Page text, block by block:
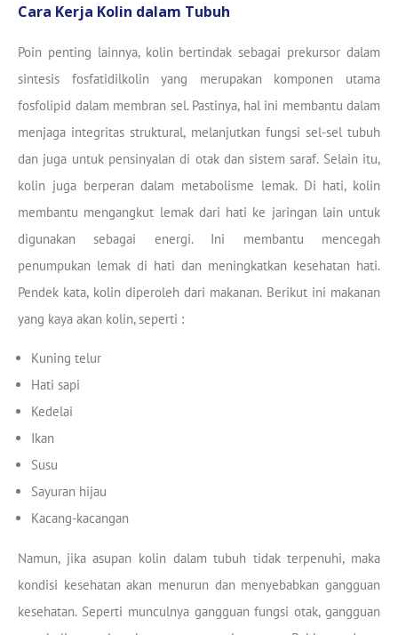
Cara Kerja Kolin dalam Tubuh
Poin penting lainnya, kolin bertindak sebagai prekursor dalam
sintesis fosfatidilkolin yang merupakan komponen utama
fosfolipid dalam membran sel. Pastinya, hal ini membantu dalam
menjaga integritas struktural, melanjutkan fungsi sel-sel tubuh
dan juga untuk pensinyalan di otak dan sistem saraf. Selain itu,
kolin juga berperan dalam metabolisme lemak. Di hati, kolin
membantu mengangkut lemak dari hati ke jaringan lain untuk
digunakan sebagai energi. Ini membantu mencegah
penumpukan lemak di hati dan meningkatkan kesehatan hati.
Pendek kata, kolin diperoleh dari makanan. Berikut ini makanan
yang kaya akan kolin, seperti :
Kuning telur
Hati sapi
Kedelai
Ikan
Susu
Sayuran hijau
Kacang-kacangan
Namun, jika asupan kolin dalam tubuh tidak terpenuhi, maka
kondisi kesehatan akan menurun dan menyebabkan gangguan
kesehatan. Seperti munculnya gangguan fungsi otak, gangguan